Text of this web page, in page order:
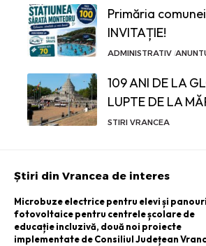
Primăria
INVITAȚIE!
ADMINISTRATIV
109 ANI DE LA
LUPTE DE LA
STIRI VRANCEA
Știri din Vrancea de interes
Microbuze electrice pentru elevi și panouri
fotovoltaice pentru centrele școlare de
educație incluzivă, două noi proiecte
implementate de Consiliul Județean